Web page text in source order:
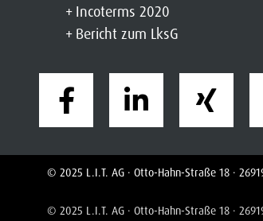
Incoterms 2020
Bericht zum LksG
© 2025 L.I.T. AG · Otto-Hahn-Straße 18 ·
© 2025 L.I.T. AG · Otto-Hahn-Straße 18 ·